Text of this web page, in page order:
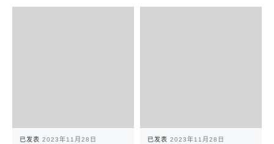
已发表 2023年11月28日 已发表 2023年11月28日